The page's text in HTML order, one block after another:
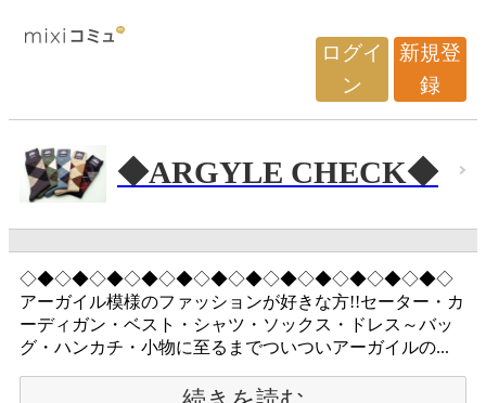
ログイ
ン
新規登
録
◆ARGYLE CHECK◆
◇◆◇◆◇◆◇◆◇◆◇◆◇◆◇◆◇◆◇◆◇◆◇◆◇
アーガイル模様のファッションが好きな方!!セーター・カ
ーディガン・ベスト・シャツ・ソックス・ドレス～バッ
グ・ハンカチ・小物に至るまでついついアーガイルの...